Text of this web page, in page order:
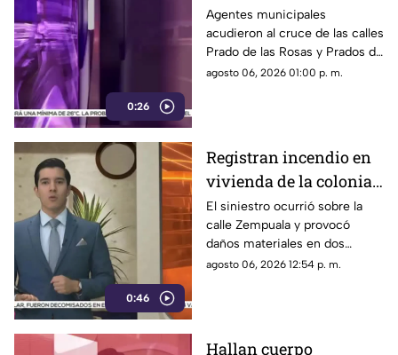
0:26
cuerpo no presentaba
huellas de violencia
Agentes municipales
acudieron al cruce de las calles
Prado de las Rosas y Prados de
Azucenas tras el reporte del
agosto 06, 2026 01:00 p. m.
0:46
Registran incendio en
vivienda de la colonia
Fronteriza; bomberos
controlan las llamas
El siniestro ocurrió sobre la
calle Zempuala y provocó
daños materiales en dos
habitaciones; Protección Civil
agosto 06, 2026 12:54 p. m.
Hallan cuerpo